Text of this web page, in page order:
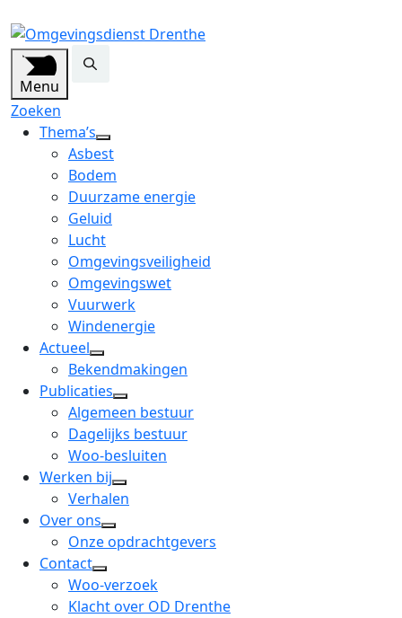
Menu
Zoeken
Thema’s
open
dropdown
menu
Asbest
Bodem
Duurzame energie
Geluid
Lucht
Omgevingsveiligheid
Omgevingswet
Vuurwerk
Windenergie
Actueel
open
dropdown
menu
Bekendmakingen
Publicaties
open
dropdown
menu
Algemeen bestuur
Dagelijks bestuur
Woo-besluiten
Werken bij
open
menu
Verhalen
Over ons
open
dropdown
menu
Onze opdrachtgevers
Contact
open
dropdown
Woo-verzoek
Klacht over OD Drenthe